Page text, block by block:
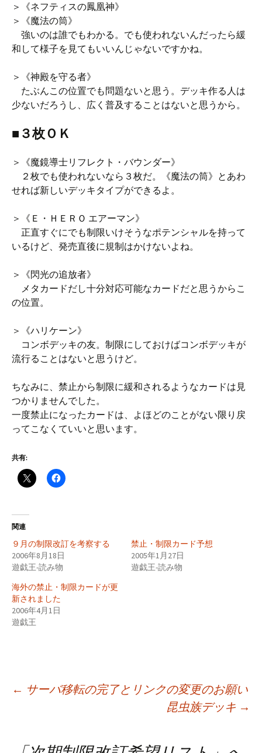
＞《ネフティスの鳳凰神》
＞《魔法の筒》
強いのは誰でもわかる。でも使われないんだったら緩
和して様子を見てもいいんじゃないですかね。
＞《神殿を守る者》
たぶんこの位置でも問題ないと思う。デッキ作る人は
少ないだろうし、広く普及することはないと思うから。
■３枚ＯＫ
＞《魔鏡導士リフレクト・バウンダー》
２枚でも使われないなら３枚だ。《魔法の筒》とあわ
せれば新しいデッキタイプができるよ。
＞《Ｅ・ＨＥＲＯ エアーマン》
正直すぐにでも制限いけそうなポテンシャルを持って
いるけど、発売直後に規制はかけないよね。
＞《閃光の追放者》
メタカードだし十分対応可能なカードだと思うからこ
の位置。
＞《ハリケーン》
コンボデッキの友。制限にしておけばコンボデッキが
流行ることはないと思うけど。
ちなみに、禁止から制限に緩和されるようなカードは見
つかりませんでした。
一度禁止になったカードは、よほどのことがない限り戻
ってこなくていいと思います。
共有:
関連
９月の制限改訂を考察する
2006年8月18日
遊戯王-読み物
禁止・制限カード予想
2005年1月27日
遊戯王-読み物
海外の禁止・制限カードが更
新されました
2006年4月1日
遊戯王
投
← サーバ移転の完了とリンクの変更のお願い
昆虫族デッキ →